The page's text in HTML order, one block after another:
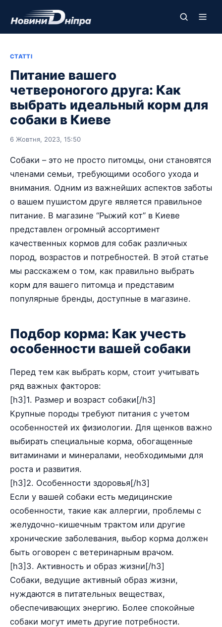
СТАТТІ
Питание вашего
четвероногого друга: Как
выбрать идеальный корм для
собаки в Киеве
6 Жовтня, 2023, 15:50
Собаки – это не просто питомцы, они становятся
членами семьи, требующими особого ухода и
внимания. Одним из важнейших аспектов заботы
о вашем пушистом друге является правильное
питание. В магазине “Рыжий кот” в Киеве
представлен огромный ассортимент
качественных кормов для собак различных
пород, возрастов и потребностей. В этой статье
мы расскажем о том, как правильно выбрать
корм для вашего питомца и представим
популярные бренды, доступные в магазине.
Подбор корма: Как учесть
особенности вашей собаки
Перед тем как выбрать корм, стоит учитывать
ряд важных факторов:
[h3]1. Размер и возраст собаки[/h3]
Крупные породы требуют питания с учетом
особенностей их физиологии. Для щенков важно
выбирать специальные корма, обогащенные
витаминами и минералами, необходимыми для
роста и развития.
[h3]2. Особенности здоровья[/h3]
Если у вашей собаки есть медицинские
особенности, такие как аллергии, проблемы с
желудочно-кишечным трактом или другие
хронические заболевания, выбор корма должен
быть оговорен с ветеринарным врачом.
[h3]3. Активность и образ жизни[/h3]
Собаки, ведущие активный образ жизни,
нуждаются в питательных веществах,
обеспечивающих энергию. Более спокойные
собаки могут иметь другие потребности.